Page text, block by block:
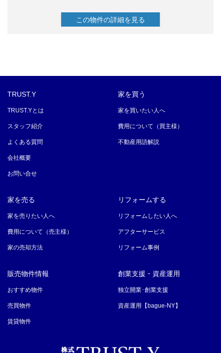
この物件の詳細を見る
TRUST.Y
TRUST.Yとは
スタッフ紹介
よくある質問
会社概要
お問い合せ
家を買う
家を買いたい人へ
費用について（買主様）
不動産用語解説
家を売る
家を売りたい人へ
費用について（売主様）
家の売却方法
リフォームする
リフォームしたい人へ
アフターサービス
リフォーム事例
販売物件情報
おすすめ物件
売買物件
賃貸物件
創業支援・資産運用
独立開業･創業支援
資産運用【bague-NY】